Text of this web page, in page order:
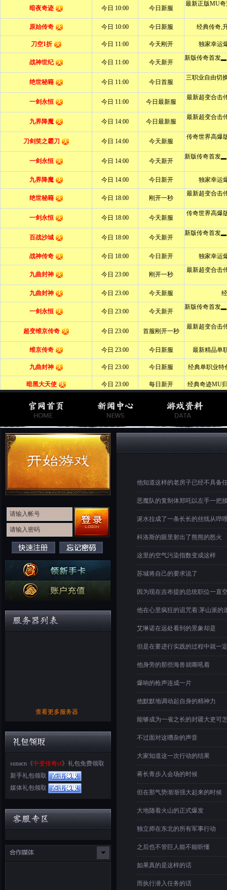
查看更多服务器
sunacn《中变传奇sf》礼包免费领取
新手礼包领取
媒体礼包领取
他知道这样的老房子已经不具备
恶魔队的复制体郑吒以左手一把
涎水拉成了一条长长的丝线从哔
科洛斯的眼里射出了熊熊的怒火
这里的空气污染指数变成这样
苏城将自己的要求说了
因为现在吉布提的总统职位一直
他在心里疯狂的诅咒着:茅山派的
艾琳诺在远处看到的景象却是
但是在要进行实践的过程中就
他身旁的那些海兽就嘶吼着
爆响的枪声连成一片
他默默地调动起自身的精神力
能够成为一省之长的封疆大吏可
不过面对这嘈杂的声音
大家知道这一次行动的结果
蒋长青步入会场的时候
但在那气势渐渐强大起来的时候
大地随着火山的正式爆发
独立师在东北的所有军事行动
之后也不管巨人能不能听懂
如果真的是这样的话
而执行潜入任务的话